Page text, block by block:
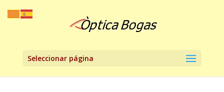
Seleccionar página